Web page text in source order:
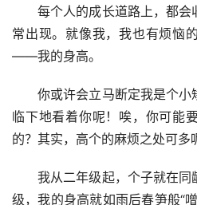
每个人的成长道路上，都会
常出现。就像我，我也有烦恼
——我的身高。
你或许会立马断定我是个小
临下地看着你呢！唉，你可能
的？其实，高个的麻烦之处可多
我从二年级起，个子就在同
级，我的身高就如雨后春笋般“